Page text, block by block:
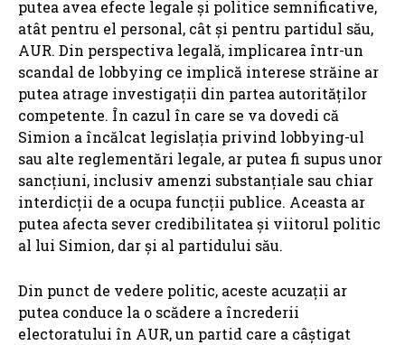
putea avea efecte legale și politice semnificative,
atât pentru el personal, cât și pentru partidul său,
AUR. Din perspectiva legală, implicarea într-un
scandal de lobbying ce implică interese străine ar
putea atrage investigații din partea autorităților
competente. În cazul în care se va dovedi că
Simion a încălcat legislația privind lobbying-ul
sau alte reglementări legale, ar putea fi supus unor
sancțiuni, inclusiv amenzi substanțiale sau chiar
interdicții de a ocupa funcții publice. Aceasta ar
putea afecta sever credibilitatea și viitorul politic
al lui Simion, dar și al partidului său.
Din punct de vedere politic, aceste acuzații ar
putea conduce la o scădere a încrederii
electoratului în AUR, un partid care a câștigat